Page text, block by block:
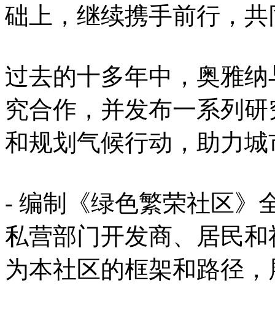
础上，继续携手前行，
过去的十多年中，奥雅
究合作，并发布一系列
和规划气候行动，助力
- 编制《绿色繁荣社区》
私营部门开发商、居民
为本社区的框架和路径